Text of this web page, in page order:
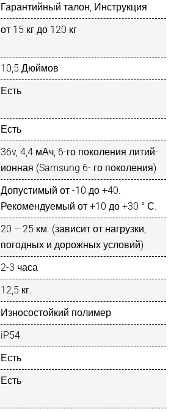
Гарантийный талон, Инструкция
от 15 кг до 120 кг
10,5 Дюймов
Есть
Есть
36v, 4,4 мАч, 6-го поколения литий-
ионная (Samsung 6- го поколения)
Допустимый от -10 до +40.
Рекомендуемый от +10 до +30 ° С.
20 – 25 км. (зависит от нагрузки,
погодных и дорожных условий)
2-3 часа
12,5 кг.
Износостойкий полимер
iP54
Есть
Есть